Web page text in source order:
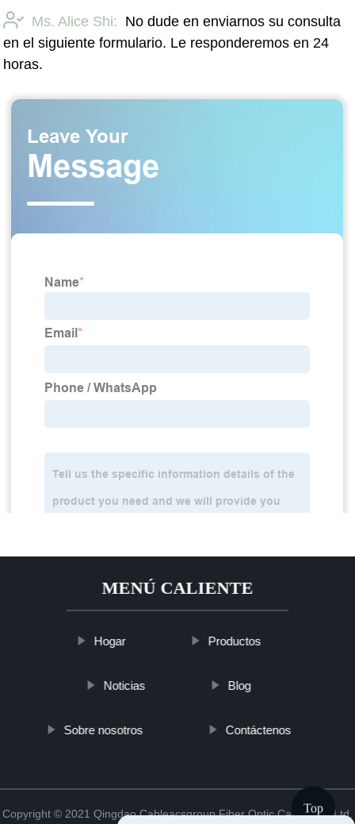
Ms. Alice Shi: No dude en enviarnos su consulta
en el siguiente formulario. Le responderemos en 24
horas.
MENÚ CALIENTE
Hogar Productos
Noticias Blog
Sobre nosotros Contáctenos
Copyright © 2021 Qingdao Cableacsgroup Fiber Optic Cable Co., Ltd.
Top